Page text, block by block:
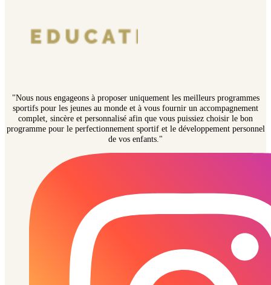
"Nous nous engageons à proposer uniquement les meilleurs programmes
sportifs pour les jeunes au monde et à vous fournir un accompagnement
complet, sincère et personnalisé afin que vous puissiez choisir le bon
programme pour le perfectionnement sportif et le développement personnel
de vos enfants."